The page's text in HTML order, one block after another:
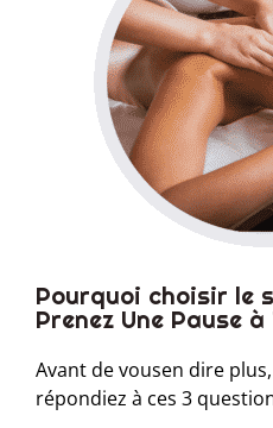
Pourquoi choisir le
Prenez Une Pause
Avant de vousen dire
répondiez à ces 3